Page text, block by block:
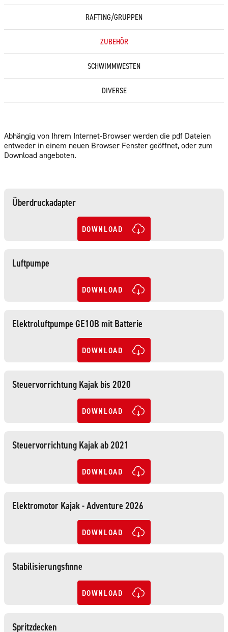
RAFTING/GRUPPEN
ZUBEHÖR
SCHWIMMWESTEN
DIVERSE
Abhängig von Ihrem Internet-Browser werden die pdf Dateien
entweder in einem neuen Browser Fenster geöffnet, oder zum
Download angeboten.
Überdruckadapter
DOWNLOAD
Luftpumpe
DOWNLOAD
Elektroluftpumpe GE10B mit Batterie
DOWNLOAD
Steuervorrichtung Kajak bis 2020
DOWNLOAD
Steuervorrichtung Kajak ab 2021
DOWNLOAD
Elektromotor Kajak - Adventure 2026
DOWNLOAD
Stabilisierungsfinne
DOWNLOAD
Spritzdecken